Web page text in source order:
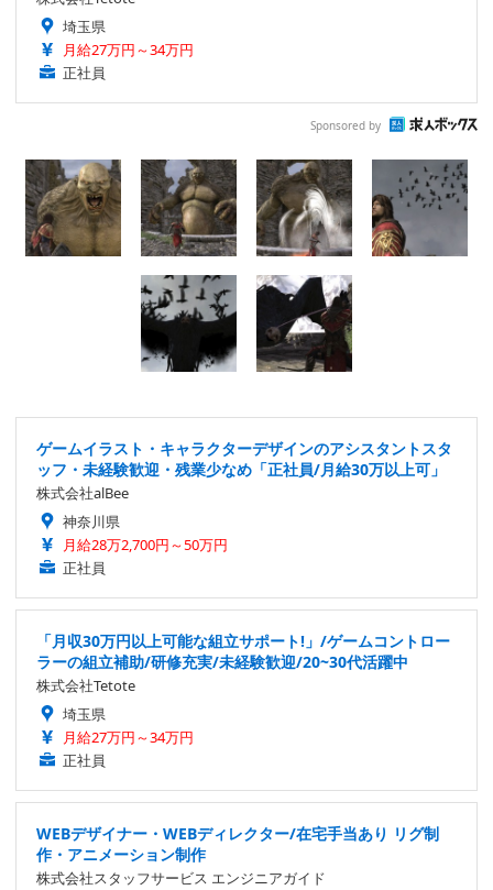
埼玉県
月給27万円～34万円
正社員
Sponsored by
ゲームイラスト・キャラクターデザインのアシスタントスタ
ッフ・未経験歓迎・残業少なめ「正社員/月給30万以上可」
株式会社alBee
神奈川県
月給28万2,700円～50万円
正社員
「月収30万円以上可能な組立サポート!」/ゲームコントロー
ラーの組立補助/研修充実/未経験歓迎/20~30代活躍中
株式会社Tetote
埼玉県
月給27万円～34万円
正社員
WEBデザイナー・WEBディレクター/在宅手当あり リグ制
作・アニメーション制作
株式会社スタッフサービス エンジニアガイド